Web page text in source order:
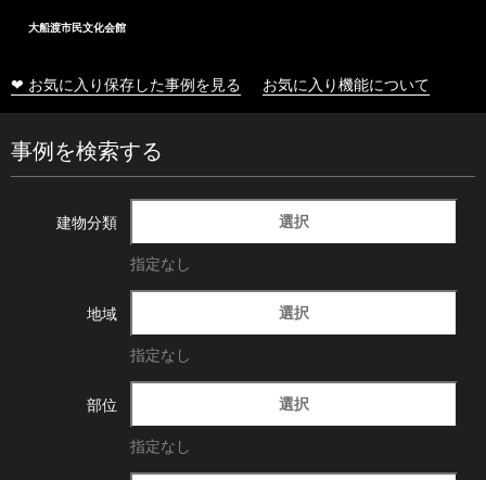
大船渡市民文化会館
❤ お気に入り保存した事例を見る お気に入り機能について
事例を検索する
建物分類 選択
指定なし
地域 選択
指定なし
部位 選択
指定なし